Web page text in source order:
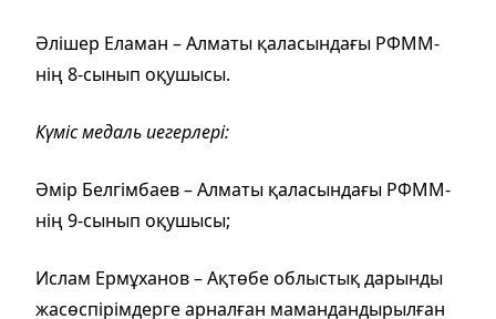
Әлішер Еламан – Алматы қаласындағы РФММ-
нің 8-сынып оқушысы.
Күміс медаль иегерлері:
Әмір Белгімбаев – Алматы қаласындағы РФММ-
нің 9-сынып оқушысы;
Ислам Ермұханов – Ақтөбе облыстық дарынды
жасөспірімдерге арналған мамандандырылған